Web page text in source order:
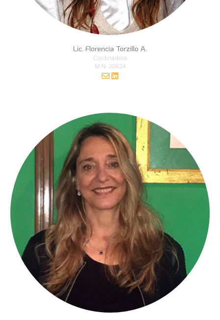
Lic. Florencia Torzillo A.
Cordinadora
M.N: 30624